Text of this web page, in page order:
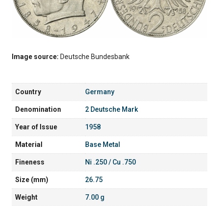
Image source: Deutsche Bundesbank
Country Germany
Denomination 2 Deutsche Mark
Year of Issue 1958
Material Base Metal
Fineness Ni .250 / Cu .750
Size (mm) 26.75
Weight 7.00 g